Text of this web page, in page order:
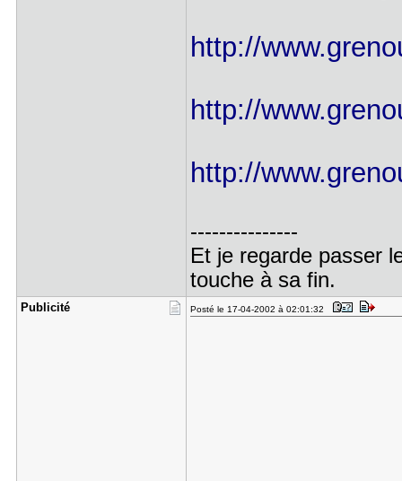
http://
http://
http://
---------------
Et je regarde passer
touche à sa fin.
Publicité Posté le 17-04-2002 à 02:01:32